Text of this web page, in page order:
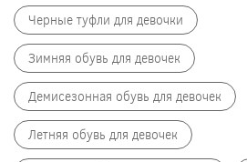
Черные туфли для девочки
Зимняя обувь для девочек
Демисезонная обувь для девочек
Летняя обувь для девочек